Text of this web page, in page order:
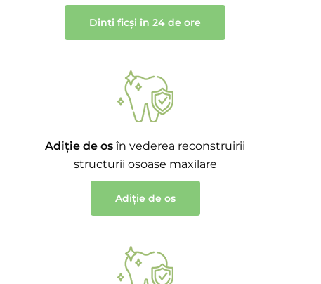
Dinți ficși în 24 de ore
Adiție de os în vederea reconstruirii
structurii osoase maxilare
Adiție de os